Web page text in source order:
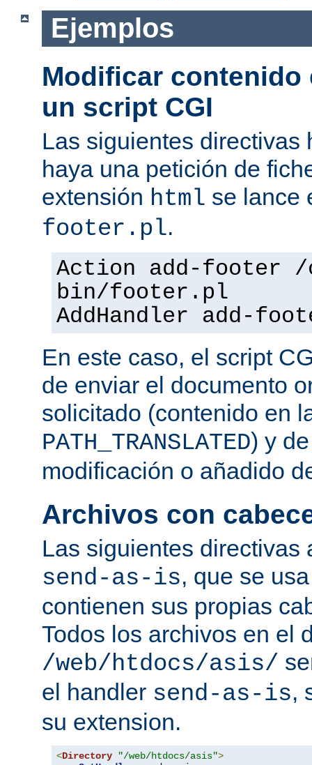
Ejemplos
Modificar
un script CGI
Las siguientes directivas
haya una petición de
extensión html se lance
footer.pl.
Action add-footer
bin/footer.pl
AddHandler add-
En este caso, el script
de enviar el documento
solicitado (contenido en
PATH_TRANSLATED) y
modificación o añadido
Archivos con
Las siguientes directivas
send-as-is, que se
contienen sus propias
Todos los archivos en el
/web/htdocs/asis/
el handler send-as-is,
su extension.
<Directory "/web/htdocs/asis">